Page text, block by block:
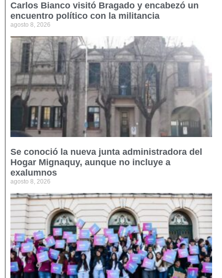
Carlos Bianco visitó Bragado y encabezó un
encuentro político con la militancia
agosto 8, 2026
Se conoció la nueva junta administradora del
Hogar Mignaquy, aunque no incluye a
exalumnos
agosto 8, 2026